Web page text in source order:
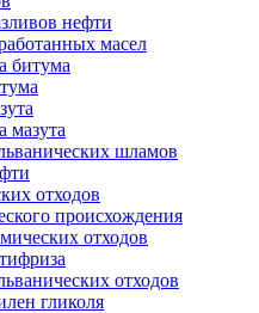
нефти
масел
битума
мазута
шламов
отходов
происхождения
отходов
отходов
гликоля